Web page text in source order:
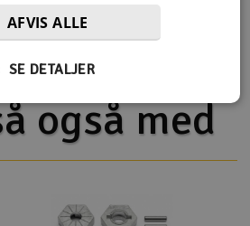
HPI Savage XL 5.9 V2 2.4GHz
også med
AFVIS ALLE
SE DETALJER